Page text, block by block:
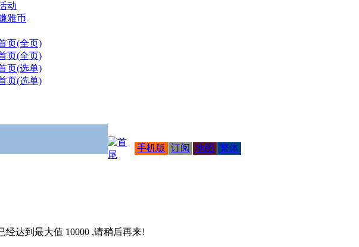
动
雅币
页(全页)
页(全页)
页(选单)
页(选单)
手机版 订阅 地图 繁体
经达到最大值 10000 ,请稍后再来!